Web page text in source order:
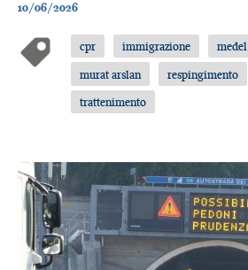
10/06/2026
cpr immigrazione medel
murat arslan
respingimento
trattenimento